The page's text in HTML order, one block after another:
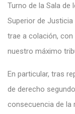
Turno de la Sala
Superior de
trae a colación,
nuestro máximo
En particular, tras
de derecho
consecuencia de la